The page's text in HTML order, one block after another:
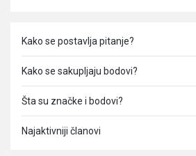
Kako se postavlja pitanje?
Kako se sakupljaju bodovi?
Šta su značke i bodovi?
Najaktivniji članovi